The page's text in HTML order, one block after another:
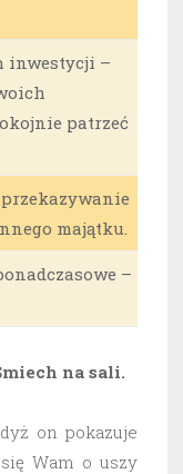
inwestycji –
patrzeć
przekazywanie
majątku.
–
na sali.
on pokazuje
Wam o uszy